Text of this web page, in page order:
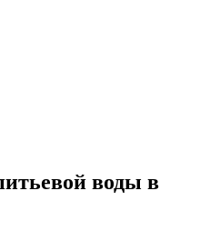
воды в